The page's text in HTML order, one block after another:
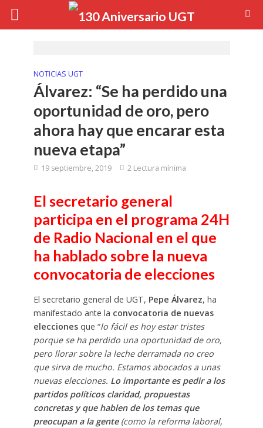
NOTICIAS UGT
Álvarez: “Se ha perdido una
oportunidad de oro, pero
ahora hay que encarar esta
nueva etapa”
19 septiembre, 2019 2 Lectura mínima
El secretario general
participa en el programa 24H
de Radio Nacional en el que
ha hablado sobre la nueva
convocatoria de elecciones
El secretario general de UGT, Pepe Álvarez, ha
manifestado ante la convocatoria de nuevas
eleccionesque “lo fácil es hoy estar tristes
porque se ha perdido una oportunidad de oro,
pero llorar sobre la leche derramada no creo
que sirva de mucho. Estamos abocados a unas
nuevas elecciones. Lo importante es pedir a los
partidos políticos claridad, propuestas
concretas y que hablen de los temas que
preocupan a la gente(como la reforma laboral,